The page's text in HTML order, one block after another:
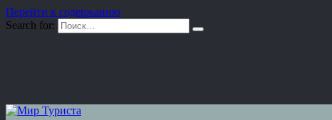
Перейти к содержанию
Search for: